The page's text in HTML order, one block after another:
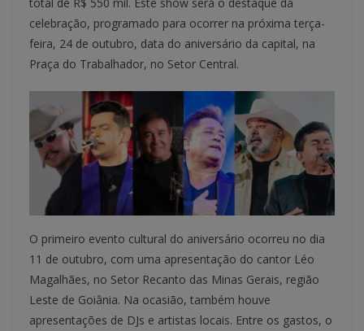
celebração, programado para ocorrer na próxima terça-
feira, 24 de outubro, data do aniversário da capital, na
Praça do Trabalhador, no Setor Central.
O primeiro evento cultural do aniversário ocorreu no dia
11 de outubro, com uma apresentação do cantor Léo
Magalhães, no Setor Recanto das Minas Gerais, região
Leste de Goiânia. Na ocasião, também houve
apresentações de DJs e artistas locais. Entre os gastos, o